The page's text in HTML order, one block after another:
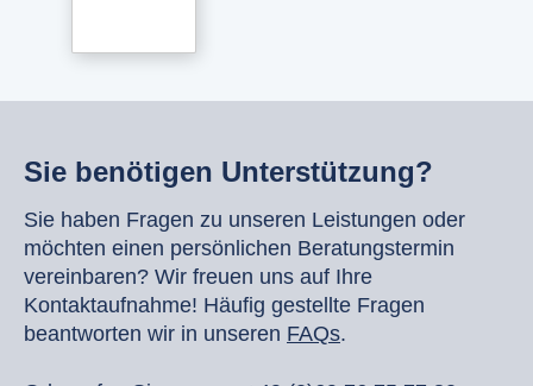
Sie benötigen Unterstützung?
Sie haben Fragen zu unseren Leistungen oder
möchten einen persönlichen Beratungstermin
vereinbaren? Wir freuen uns auf Ihre
Kontaktaufnahme! Häufig gestellte Fragen
beantworten wir in unseren FAQs.